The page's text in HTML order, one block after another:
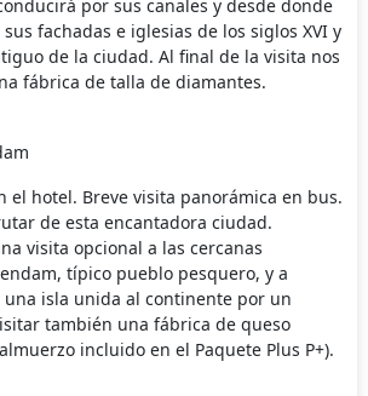
por sus canales y desde donde
fachadas e iglesias de los siglos XVI y
de la ciudad. Al final de la visita nos
fábrica de talla de diamantes.
el hotel. Breve visita panorámica en bus.
de esta encantadora ciudad.
visita opcional a las cercanas
típico pueblo pesquero, y a
isla unida al continente por un
también una fábrica de queso
incluido en el Paquete Plus P+).